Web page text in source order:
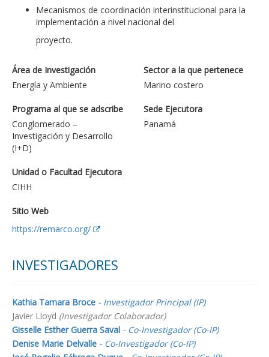
Mecanismos de coordinación interinstitucional para la
implementación a nivel nacional del
proyecto.
Área de Investigación
Energía y Ambiente
Sector a la que pertenece
Marino costero
Programa al que se adscribe
Conglomerado –
Investigación y Desarrollo
(I+D)
Sede Ejecutora
Panamá
Unidad o Facultad Ejecutora
CIHH
Sitio Web
https://remarco.org/
INVESTIGADORES
Kathia Tamara Broce - Investigador Principal (IP)
Javier Lloyd (Investigador Colaborador)
Gisselle Esther Guerra Saval - Co-Investigador (Co-IP)
Denise Marie Delvalle - Co-Investigador (Co-IP)